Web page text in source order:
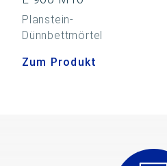
Planstein-
Dünnbettmörtel
Zum Produkt